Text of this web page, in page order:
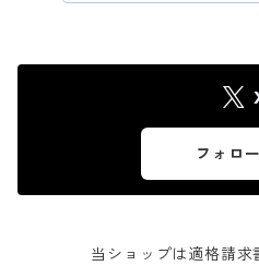
フォロ
当ショップは適格請求